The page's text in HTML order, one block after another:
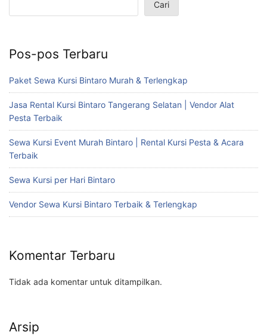
Cari
Pos-pos Terbaru
Paket Sewa Kursi Bintaro Murah & Terlengkap
Jasa Rental Kursi Bintaro Tangerang Selatan | Vendor Alat
Pesta Terbaik
Sewa Kursi Event Murah Bintaro | Rental Kursi Pesta & Acara
Terbaik
Sewa Kursi per Hari Bintaro
Vendor Sewa Kursi Bintaro Terbaik & Terlengkap
Komentar Terbaru
Tidak ada komentar untuk ditampilkan.
Arsip